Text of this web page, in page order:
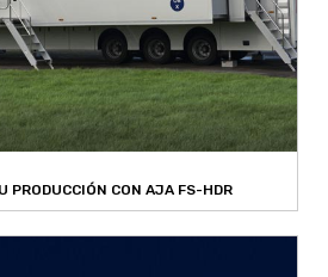
PRODUCCIÓN CON AJA FS-HDR